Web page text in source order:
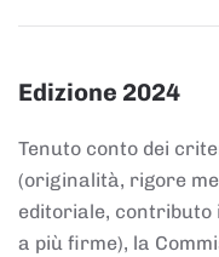
Edizione 2024
Tenuto conto dei
(originalità, rigore
editoriale, contributo
a più firme), la